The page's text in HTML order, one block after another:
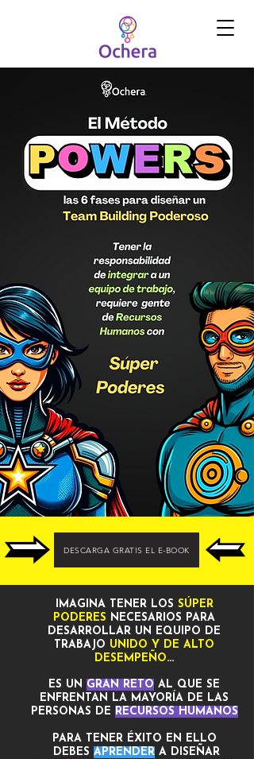
DESCARGA GRATIS EL E-BOOK
IMAGINA TENER LOS SÚPER
PODERES NECESARIOS PARA
DESARROLLAR UN EQUIPO DE
TRABAJO UNIDO Y DE ALTO
DESEMPEÑO...
ES UN GRAN RETO AL QUE SE
ENFRENTAN LA MAYORÍA DE LAS
PERSONAS DE RECURSOS HUMANOS
PARA TENER ÉXITO EN ELLO
DEBES APRENDERA DISEÑAR